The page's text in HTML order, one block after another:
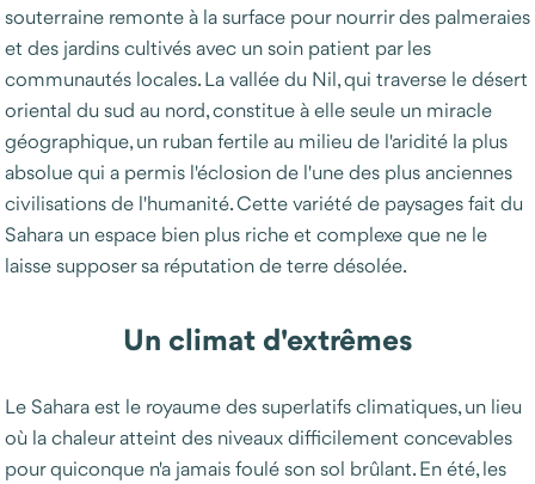
souterraine remonte à la surface pour nourrir des palmeraies
et des jardins cultivés avec un soin patient par les
communautés locales. La vallée du Nil, qui traverse le désert
oriental du sud au nord, constitue à elle seule un miracle
géographique, un ruban fertile au milieu de l'aridité la plus
absolue qui a permis l'éclosion de l'une des plus anciennes
civilisations de l'humanité. Cette variété de paysages fait du
Sahara un espace bien plus riche et complexe que ne le
laisse supposer sa réputation de terre désolée.
Un climat d'extrêmes
Le Sahara est le royaume des superlatifs climatiques, un lieu
où la chaleur atteint des niveaux difficilement concevables
pour quiconque n'a jamais foulé son sol brûlant. En été, les